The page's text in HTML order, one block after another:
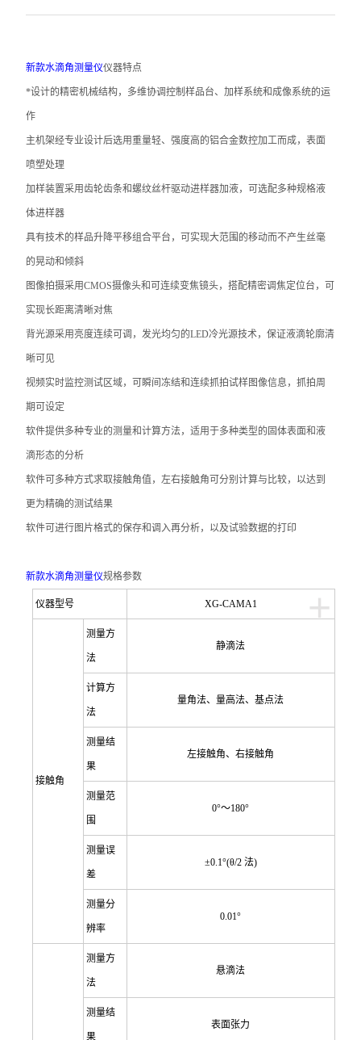
新款水滴角测量仪仪器特点
*设计的精密机械结构，多维协调控制样品台、加样系统和成像系统的运
作
主机架经专业设计后选用重量轻、强度高的铝合金数控加工而成，表面
喷塑处理
加样装置采用齿轮齿条和螺纹丝杆驱动进样器加液，可选配多种规格液
体进样器
具有技术的样品升降平移组合平台，可实现大范围的移动而不产生丝毫
的晃动和倾斜
图像拍摄采用CMOS摄像头和可连续变焦镜头，搭配精密调焦定位台，可
实现长距离清晰对焦
背光源采用亮度连续可调，发光均匀的LED冷光源技术，保证液滴轮廓清
晰可见
视频实时监控测试区域，可瞬间冻结和连续抓拍试样图像信息，抓拍周
期可设定
软件提供多种专业的测量和计算方法，适用于多种类型的固体表面和液
滴形态的分析
软件可多种方式求取接触角值，左右接触角可分别计算与比较，以达到
更为精确的测试结果
软件可进行图片格式的保存和调入再分析，以及试验数据的打印
新款水滴角测量仪规格参数
+
仪器型号 XG-CAMA1
接触角
测量方
法
静滴法
计算方
法
量角法、量高法、基点法
测量结
果
左接触角、右接触角
测量范
围
0°～180°
测量误
差
±0.1°(θ/2 法)
测量分
辨率
0.01°
测量方
法
悬滴法
测量结
果
表面张力